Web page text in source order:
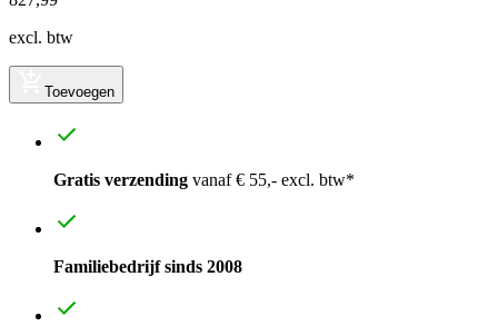
excl. btw
Toevoegen
Gratis verzending vanaf € 55,- excl. btw*
Familiebedrijf sinds 2008